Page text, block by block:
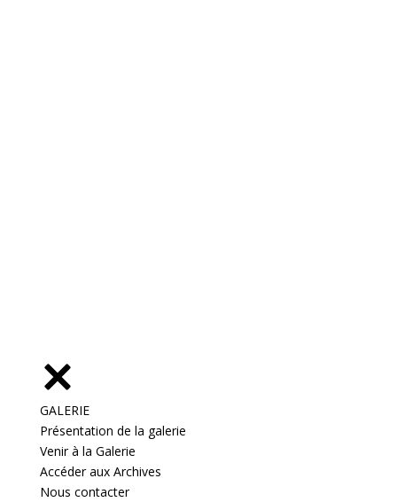
GALERIE
Présentation de la galerie
Venir à la Galerie
Accéder aux Archives
Nous contacter